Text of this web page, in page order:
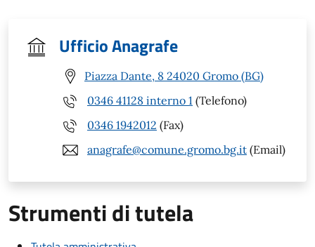
Ufficio Anagrafe
Piazza Dante, 8 24020 Gromo (BG)
0346 41128 interno 1 (Telefono)
0346 1942012 (Fax)
anagrafe@comune.gromo.bg.it (Email)
Strumenti di tutela